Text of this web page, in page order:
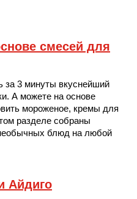
смесей для
за 3 минуты вкуснейший
А можете на основе
мороженое, кремы для
разделе собраны
блюд на любой
Айдиго